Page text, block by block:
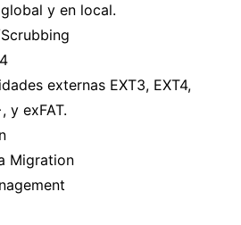
y en local.
externas EXT3, EXT4,
y exFAT.
Migration